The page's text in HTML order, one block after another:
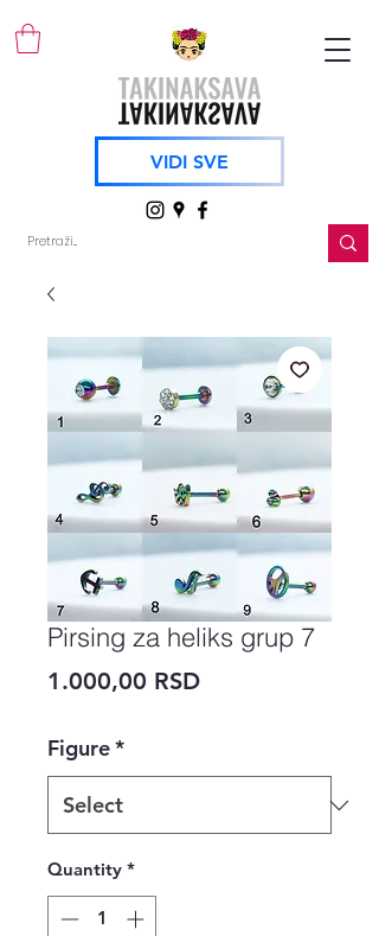
VIDI SVE
Pirsing za heliks grup 7
1.000,00 RSDPrice
Figure*
Quantity *